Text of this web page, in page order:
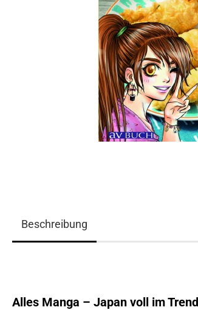
Beschreibung
Alles Manga – Japan voll im Trend